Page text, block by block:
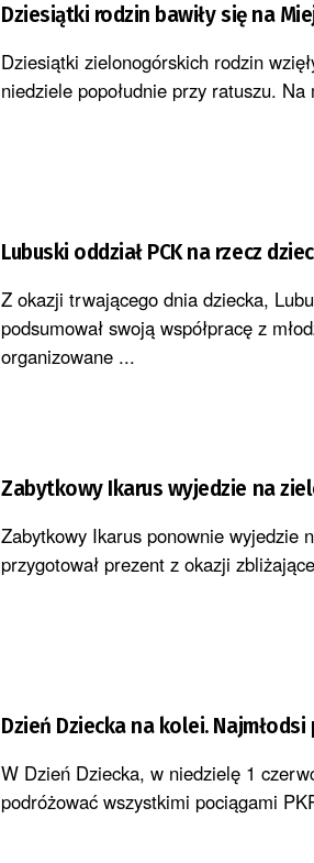
Dziesiątki rodzin bawiły się na
Dziesiątki zielonogórskich rodzin
niedziele popołudnie przy ratuszu. Na
Lubuski oddział PCK na rzecz
Z okazji trwającego dnia dziecka,
podsumował swoją współpracę z
organizowane ...
Zabytkowy Ikarus wyjedzie na
Zabytkowy Ikarus ponownie wyjedzie
przygotował prezent z okazji
Dzień Dziecka na kolei.
W Dzień Dziecka, w niedzielę 1
podróżować wszystkimi pociągami